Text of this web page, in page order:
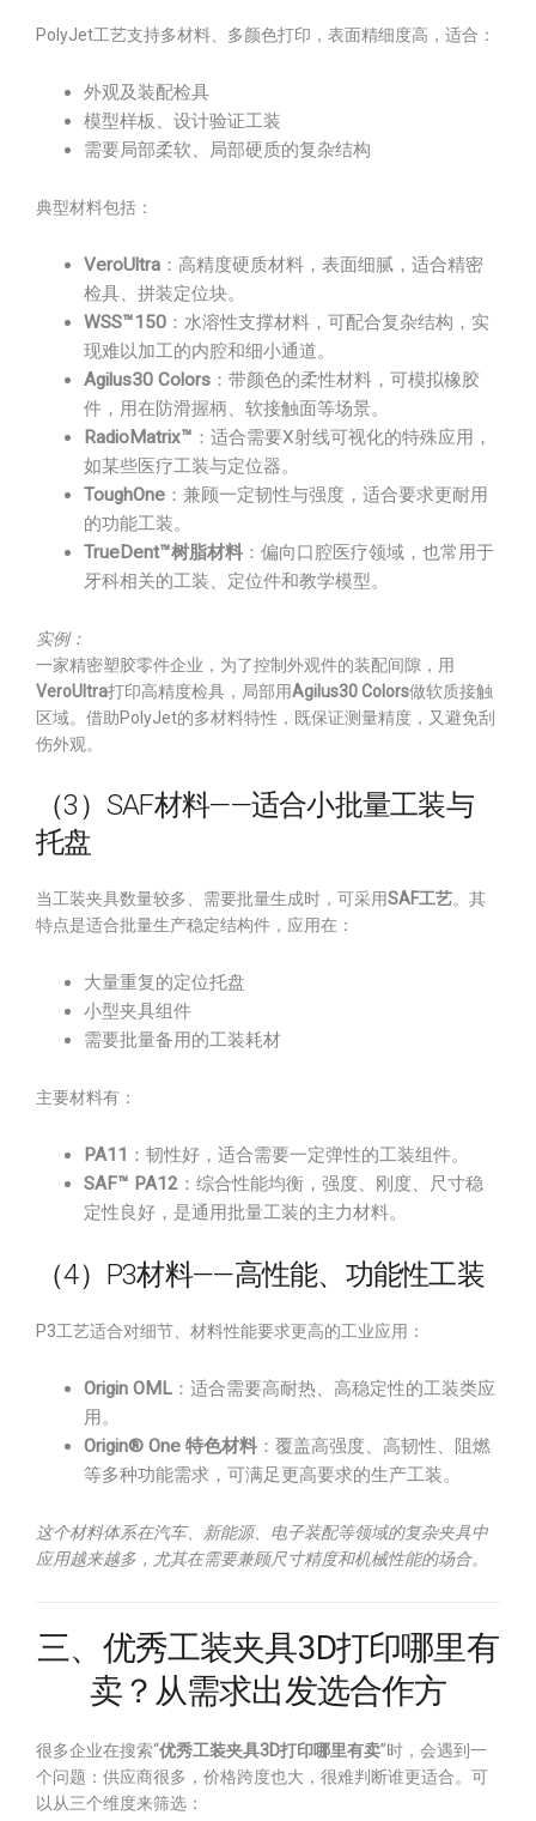
PolyJet工艺支持多材料、多颜色打印，表面精细度高，适合：
外观及装配检具
模型样板、设计验证工装
需要局部柔软、局部硬质的复杂结构
典型材料包括：
VeroUltra ：高精度硬质材料，表面细腻，适合精密
检具、拼装定位块。
WSS™150 ：水溶性支撑材料，可配合复杂结构，实
现难以加工的内腔和细小通道。
Agilus30 Colors ：带颜色的柔性材料，可模拟橡胶
件，用在防滑握柄、软接触面等场景。
RadioMatrix™ ：适合需要X射线可视化的特殊应用，
如某些医疗工装与定位器。
ToughOne ：兼顾一定韧性与强度，适合要求更耐用
的功能工装。
TrueDent™树脂材料 ：偏向口腔医疗领域，也常用于
牙科相关的工装、定位件和教学模型。
实例：
一家精密塑胶零件企业，为了控制外观件的装配间隙，用
VeroUltra打印高精度检具，局部用Agilus30 Colors做软质接触
区域。借助PolyJet的多材料特性，既保证测量精度，又避免刮
伤外观。
（3）SAF材料——适合小批量工装与
托盘
当工装夹具数量较多、需要批量生成时，可采用SAF工艺。其
特点是适合批量生产稳定结构件，应用在：
大量重复的定位托盘
小型夹具组件
需要批量备用的工装耗材
主要材料有：
PA11 ：韧性好，适合需要一定弹性的工装组件。
SAF™ PA12 ：综合性能均衡，强度、刚度、尺寸稳
定性良好，是通用批量工装的主力材料。
（4）P3材料——高性能、功能性工装
P3工艺适合对细节、材料性能要求更高的工业应用：
Origin OML ：适合需要高耐热、高稳定性的工装类应
用。
Origin® One 特色材料 ：覆盖高强度、高韧性、阻燃
等多种功能需求，可满足更高要求的生产工装。
这个材料体系在汽车、新能源、电子装配等领域的复杂夹具中
应用越来越多，尤其在需要兼顾尺寸精度和机械性能的场合。
三、优秀工装夹具3D打印哪里有
卖？从需求出发选合作方
很多企业在搜索“优秀工装夹具3D打印哪里有卖”时，会遇到一
个问题：供应商很多，价格跨度也大，很难判断谁更适合。可
以从三个维度来筛选：